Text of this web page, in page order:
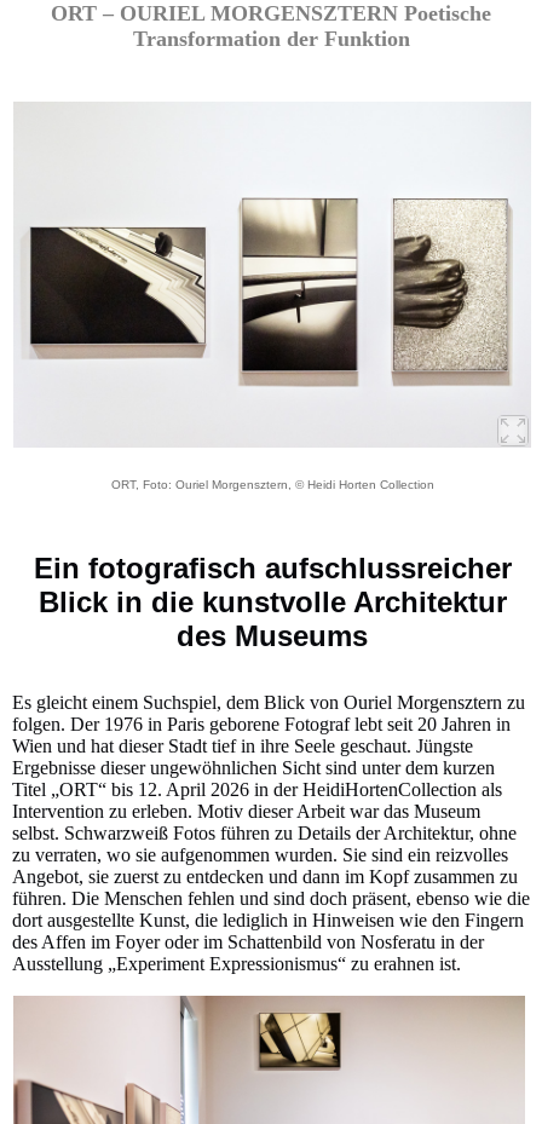
ORT – OURIEL MORGENSZTERN Poetische
Transformation der Funktion
ORT, Foto: Ouriel Morgensztern, © Heidi Horten Collection
Ein fotografisch aufschlussreicher
Blick in die kunstvolle Architektur
des Museums
Es gleicht einem Suchspiel, dem Blick von Ouriel Morgensztern zu
folgen. Der 1976 in Paris geborene Fotograf lebt seit 20 Jahren in
Wien und hat dieser Stadt tief in ihre Seele geschaut. Jüngste
Ergebnisse dieser ungewöhnlichen Sicht sind unter dem kurzen
Titel „ORT“ bis 12. April 2026 in der HeidiHortenCollection als
Intervention zu erleben. Motiv dieser Arbeit war das Museum
selbst. Schwarzweiß Fotos führen zu Details der Architektur, ohne
zu verraten, wo sie aufgenommen wurden. Sie sind ein reizvolles
Angebot, sie zuerst zu entdecken und dann im Kopf zusammen zu
führen. Die Menschen fehlen und sind doch präsent, ebenso wie die
dort ausgestellte Kunst, die lediglich in Hinweisen wie den Fingern
des Affen im Foyer oder im Schattenbild von Nosferatu in der
Ausstellung „Experiment Expressionismus“ zu erahnen ist.